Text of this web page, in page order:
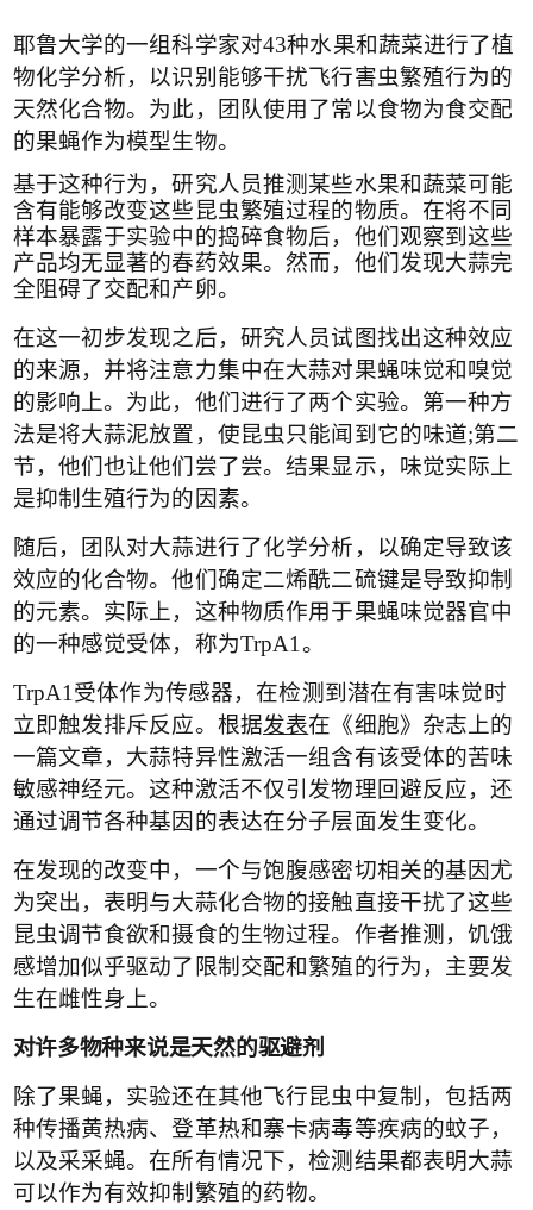
耶鲁大学的一组科学家对43种水果和蔬菜进行了植
物化学分析，以识别能够干扰飞行害虫繁殖行为的
天然化合物。为此，团队使用了常以食物为食交配
的果蝇作为模型生物。
基于这种行为，研究人员推测某些水果和蔬菜可能
含有能够改变这些昆虫繁殖过程的物质。在将不同
样本暴露于实验中的捣碎食物后，他们观察到这些
产品均无显著的春药效果。然而，他们发现大蒜完
全阻碍了交配和产卵。
在这一初步发现之后，研究人员试图找出这种效应
的来源，并将注意力集中在大蒜对果蝇味觉和嗅觉
的影响上。为此，他们进行了两个实验。第一种方
法是将大蒜泥放置，使昆虫只能闻到它的味道;第二
节，他们也让他们尝了尝。结果显示，味觉实际上
是抑制生殖行为的因素。
随后，团队对大蒜进行了化学分析，以确定导致该
效应的化合物。他们确定二烯酰二硫键是导致抑制
的元素。实际上，这种物质作用于果蝇味觉器官中
的一种感觉受体，称为TrpA1 。
TrpA1 受体作为传感器，在检测到潜在有害味觉时
立即触发排斥反应。根据发表在《细胞》杂志上的
一篇文章，大蒜特异性激活一组含有该受体的苦味
敏感神经元。这种激活不仅引发物理回避反应，还
通过调节各种基因的表达在分子层面发生变化。
在发现的改变中，一个与饱腹感密切相关的基因尤
为突出，表明与大蒜化合物的接触直接干扰了这些
昆虫调节食欲和摄食的生物过程。作者推测，饥饿
感增加似乎驱动了限制交配和繁殖的行为，主要发
生在雌性身上。
对许多物种来说是天然的驱避剂
除了果蝇，实验还在其他飞行昆虫中复制，包括两
种传播黄热病、登革热和寨卡病毒等疾病的蚊子，
以及采采蝇。在所有情况下，检测结果都表明大蒜
可以作为有效抑制繁殖的药物。